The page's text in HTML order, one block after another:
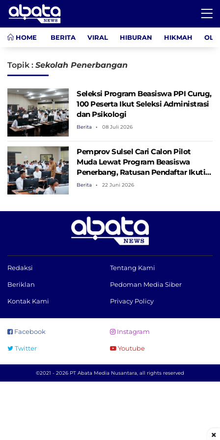
HOME BERITA VIRAL HIBURAN HIKMAH
Topik : Sekolah Penerbangan
Seleksi Program Beasiswa PPI Curug,
100 Peserta Ikut Seleksi Administrasi
dan Psikologi
Berita 08 Juli 2026
Pemprov Sulsel Cari Calon Pilot
Muda Lewat Program Beasiswa
Penerbang, Ratusan Pendaftar Ikuti
Seleksi
Berita 22 Juni 2026
Redaksi Tentang Kami
Beriklan Pedoman Media Siber
Kontak Kami Privacy Policy
Facebook Instagram
Twitter Youtube
©2021 - 2026 PT Abata Media Nusantara, all rights reserved
×